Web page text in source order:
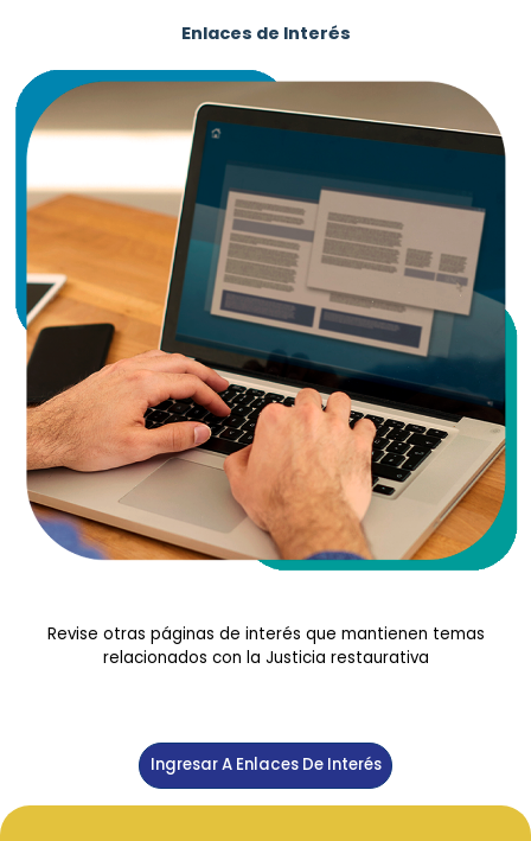
Enlaces de Interés
Revise otras páginas de interés que mantienen temas
relacionados con la Justicia restaurativa
Ingresar A Enlaces De Interés